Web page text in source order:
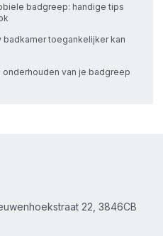
badgreep: handige tips
toegankelijker kan
van je badgreep
22, 3846CB